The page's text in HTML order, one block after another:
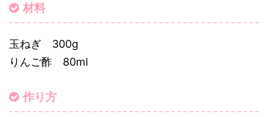
材料
玉ねぎ 300g
りんご酢 80ml
作り方